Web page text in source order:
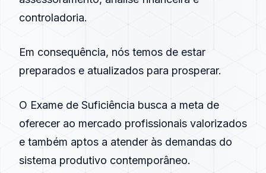
controladoria.
Em consequência, nós temos de estar
preparados e atualizados para prosperar.
O Exame de Suficiência busca a meta de
oferecer ao mercado profissionais valorizados
e também aptos a atender às demandas do
sistema produtivo contemporâneo.